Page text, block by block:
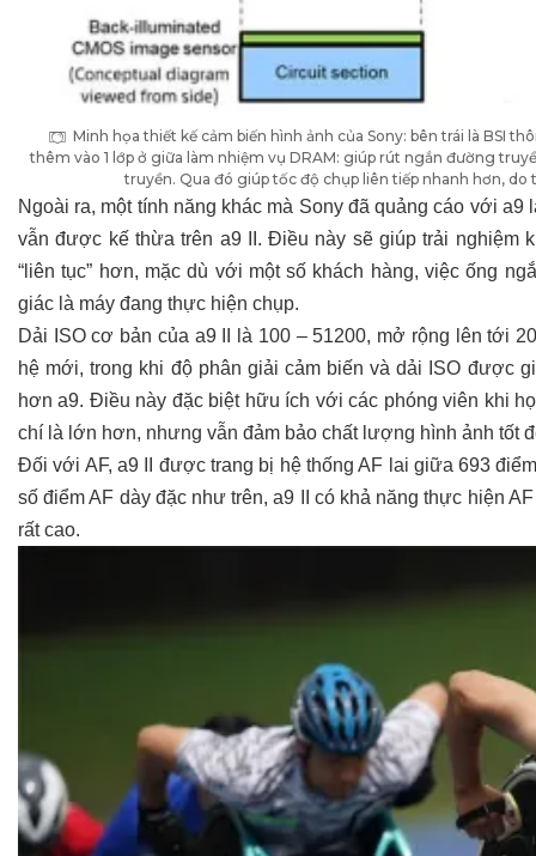
Minh họa thiết kế cảm biến hình ảnh của Sony: bên trái là BSI
thêm vào 1 lớp ở giữa làm nhiệm vụ DRAM: giúp rút ngắn đường
truyền. Qua đó giúp tốc độ chụp liên tiếp nhanh hơn,
Ngoài ra, một tính năng khác mà Sony đã quảng cáo với
vẫn được kế thừa trên a9 II. Điều này sẽ giúp trải nghiệm
“liên tục” hơn, mặc dù với một số khách hàng, việc ống
giác là máy đang thực hiện chụp.
Dải ISO cơ bản của a9 II là 100 – 51200, mở rộng lên tới
hệ mới, trong khi độ phân giải cảm biến và dải ISO được
hơn a9. Điều này đặc biệt hữu ích với các phóng viên khi
chí là lớn hơn, nhưng vẫn đảm bảo chất lượng hình ảnh tốt
Đối với AF, a9 II được trang bị hệ thống AF lai giữa 693
số điểm AF dày đặc như trên, a9 II có khả năng thực hiện
rất cao.